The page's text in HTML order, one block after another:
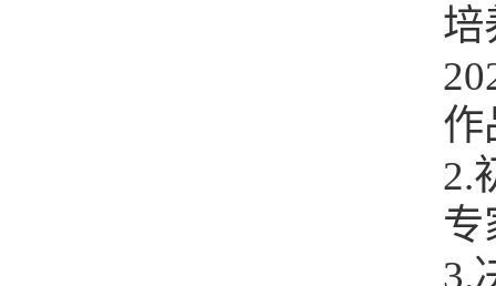
培
作
2.
专
3.